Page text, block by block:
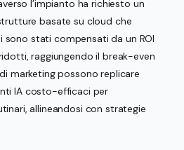
l’impianto ha richiesto un
basate su cloud che
sono stati compensati da un ROI
raggiungendo il break-even
marketing possono replicare
IA costo-efficaci per
allineandosi con strategie